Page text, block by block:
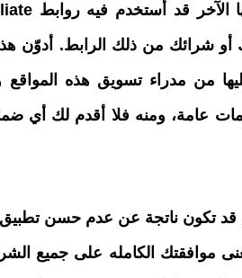
أو شرائك من ذلك الرابط. أدوّن
من مدراء تسويق هذه
عامة، ومنه فلا أقدم لك أي
قد تكون ناتجة عن عدم حسن
موافقتك الكامله على جميع